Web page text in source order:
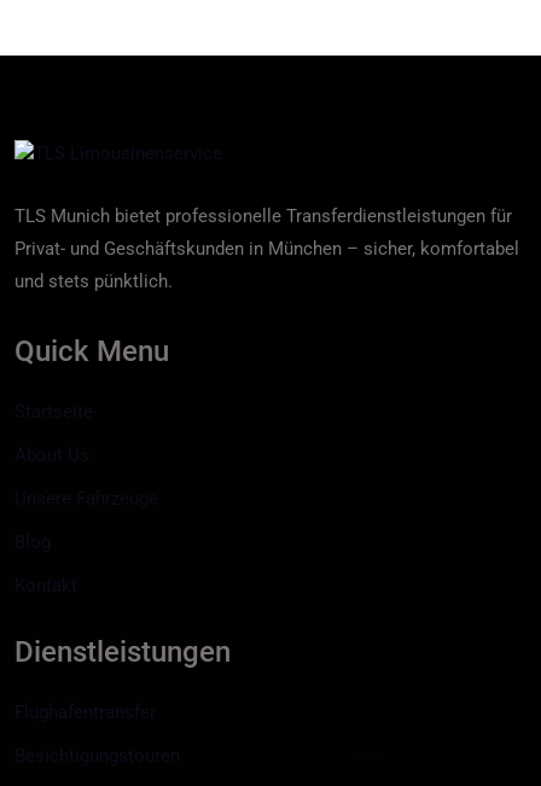
TLS Munich bietet professionelle Transferdienstleistungen für
Privat- und Geschäftskunden in München – sicher, komfortabel
und stets pünktlich.
Quick Menu
Startseite
About Us
Unsere Fahrzeuge
Blog
Kontakt
Dienstleistungen
Flughafentransfer
Besichtigungstouren